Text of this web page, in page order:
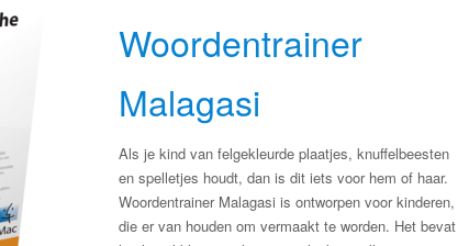
Woordentrainer
Malagasi
Als je kind van felgekleurde plaatjes, knuffelbeesten
en spelletjes houdt, dan is dit iets voor hem of haar.
Woordentrainer Malagasi is ontworpen voor kinderen,
die er van houden om vermaakt te worden. Het bevat